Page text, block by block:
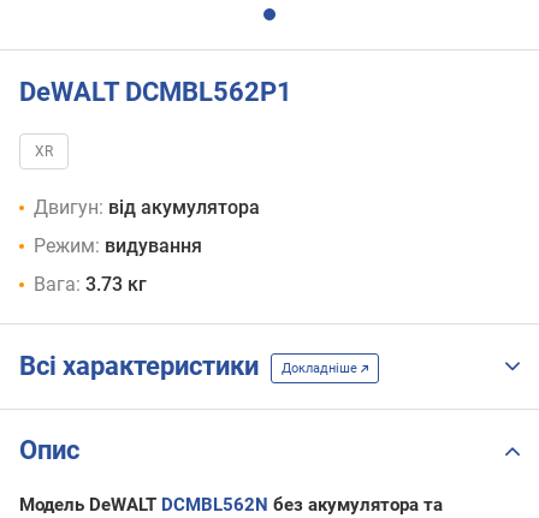
DeWALT DCMBL562P1
XR
Двигун: від акумулятора
Режим: видування
Вага: 3.73 кг
Всі характеристики Докладніше
Опис
Модель DeWALT DCMBL562N без акумулятора та